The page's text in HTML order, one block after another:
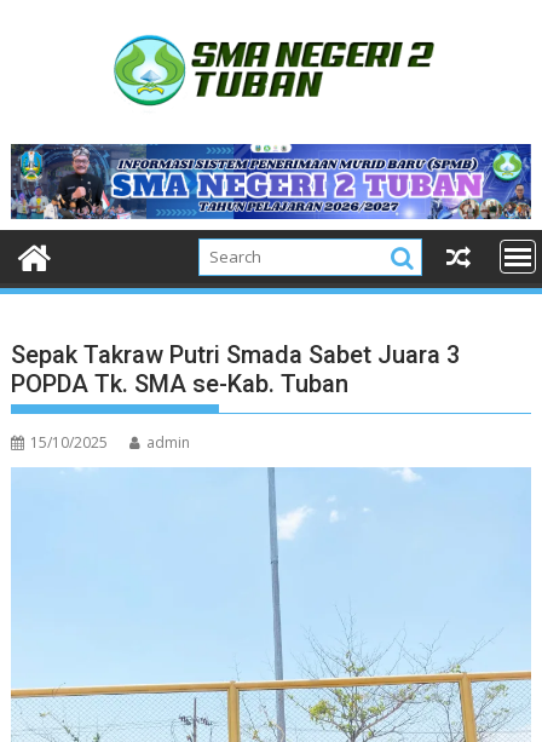
Sepak Takraw Putri Smada Sabet Juara 3
POPDA Tk. SMA se-Kab. Tuban
15/10/2025 admin